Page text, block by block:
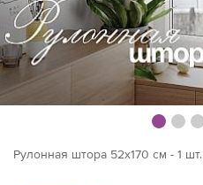
Рулонная штора 52х170 см - 1 шт.